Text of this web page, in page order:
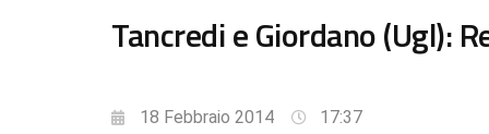
Tancredi e Giordano (Ugl):
18 Febbraio 2014 17:37